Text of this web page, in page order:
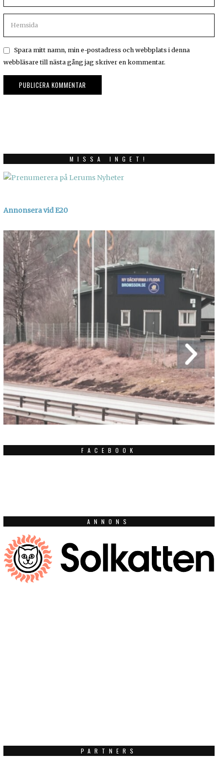
Spara mitt namn, min e-postadress och webbplats i denna
webbläsare till nästa gång jag skriver en kommentar.
MISSA INGET!
Annonsera vid E20
FACEBOOK
ANNONS
PARTNERS